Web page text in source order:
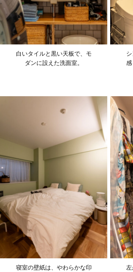
白いタイルと黒い天板で、モ
ダンに設えた洗面室。
寝室の壁紙は、やわらかな印
左